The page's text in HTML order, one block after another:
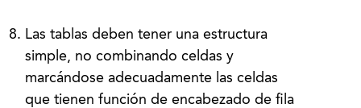
Las tablas deben tener una estructura
simple, no combinando celdas y
marcándose adecuadamente las celdas
que tienen función de encabezado de fila